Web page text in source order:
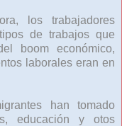
los trabajadores
de trabajos que
boom económico,
laborales eran en
han tomado
educación y otos